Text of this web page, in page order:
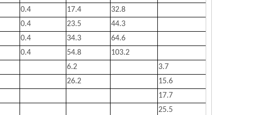
0.4 17.4
32.8
0.4 23.5
44.3
0.4 34.3
64.6
0.4 54.8
103.2
6.2
3.7
26.2
15.6
17.7
25.5